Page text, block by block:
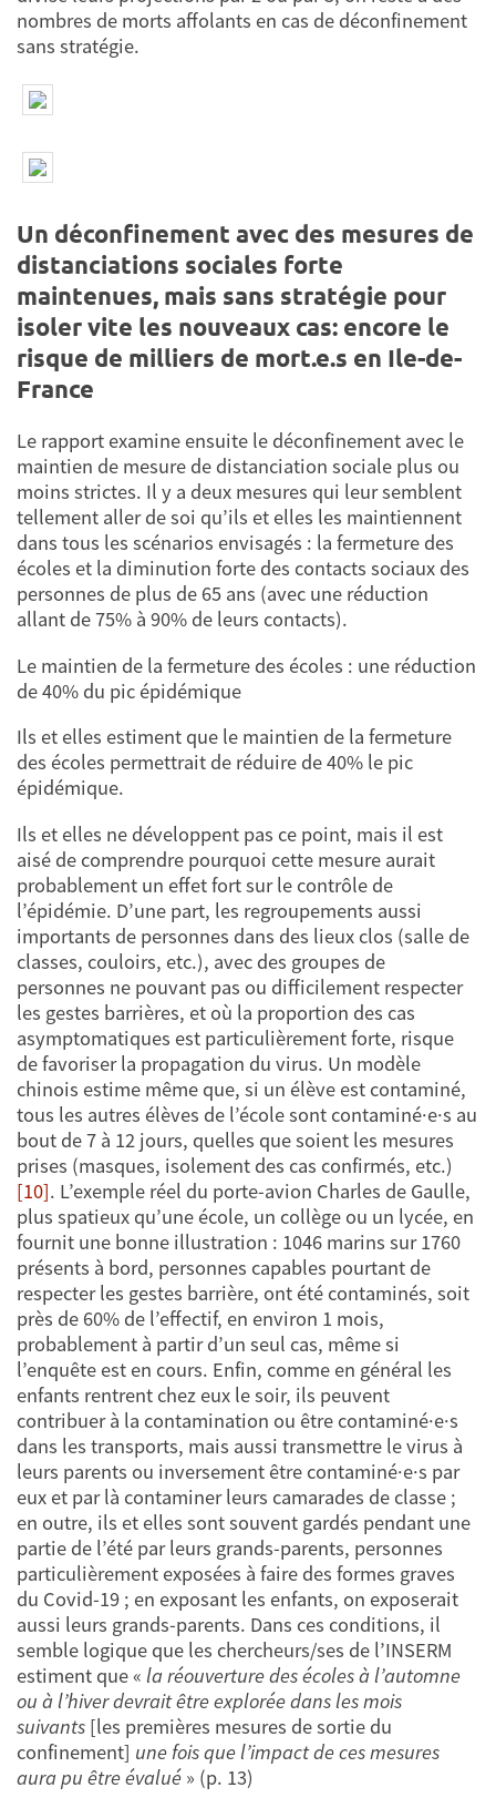
nombres de morts affolants en cas de déconfinement
sans stratégie.
Un déconfinement avec des mesures de
distanciations sociales forte
maintenues, mais sans stratégie pour
isoler vite les nouveaux cas: encore le
risque de milliers de mort.e.s en Ile-de-
France
Le rapport examine ensuite le déconfinement avec le
maintien de mesure de distanciation sociale plus ou
moins strictes. Il y a deux mesures qui leur semblent
tellement aller de soi qu’ils et elles les maintiennent
dans tous les scénarios envisagés : la fermeture des
écoles et la diminution forte des contacts sociaux des
personnes de plus de 65 ans (avec une réduction
allant de 75% à 90% de leurs contacts).
Le maintien de la fermeture des écoles : une réduction
de 40% du pic épidémique
Ils et elles estiment que le maintien de la fermeture
des écoles permettrait de réduire de 40% le pic
épidémique.
Ils et elles ne développent pas ce point, mais il est
aisé de comprendre pourquoi cette mesure aurait
probablement un effet fort sur le contrôle de
l’épidémie. D’une part, les regroupements aussi
importants de personnes dans des lieux clos (salle de
classes, couloirs, etc.), avec des groupes de
personnes ne pouvant pas ou difficilement respecter
les gestes barrières, et où la proportion des cas
asymptomatiques est particulièrement forte, risque
de favoriser la propagation du virus. Un modèle
chinois estime même que, si un élève est contaminé,
tous les autres élèves de l’école sont contaminé·e·s au
bout de 7 à 12 jours, quelles que soient les mesures
prises (masques, isolement des cas confirmés, etc.)
[10]. L’exemple réel du porte-avion Charles de Gaulle,
plus spatieux qu’une école, un collège ou un lycée, en
fournit une bonne illustration : 1046 marins sur 1760
présents à bord, personnes capables pourtant de
respecter les gestes barrière, ont été contaminés, soit
près de 60% de l’effectif, en environ 1 mois,
probablement à partir d’un seul cas, même si
l’enquête est en cours. Enfin, comme en général les
enfants rentrent chez eux le soir, ils peuvent
contribuer à la contamination ou être contaminé·e·s
dans les transports, mais aussi transmettre le virus à
leurs parents ou inversement être contaminé·e·s par
eux et par là contaminer leurs camarades de classe ;
en outre, ils et elles sont souvent gardés pendant une
partie de l’été par leurs grands-parents, personnes
particulièrement exposées à faire des formes graves
du Covid-19 ; en exposant les enfants, on exposerait
aussi leurs grands-parents. Dans ces conditions, il
semble logique que les chercheurs/ses de l’INSERM
estiment que « la réouverture des écoles à l’automne
ou à l’hiver devrait être explorée dans les mois
suivants [les premières mesures de sortie du
confinement] une fois que l’impact de ces mesures
aura pu être évalué » (p. 13)